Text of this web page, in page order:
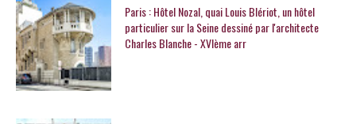
Paris : Hôtel Nozal, quai Louis Blériot, un hôtel
particulier sur la Seine dessiné par l'architecte
Charles Blanche - XVIème arr